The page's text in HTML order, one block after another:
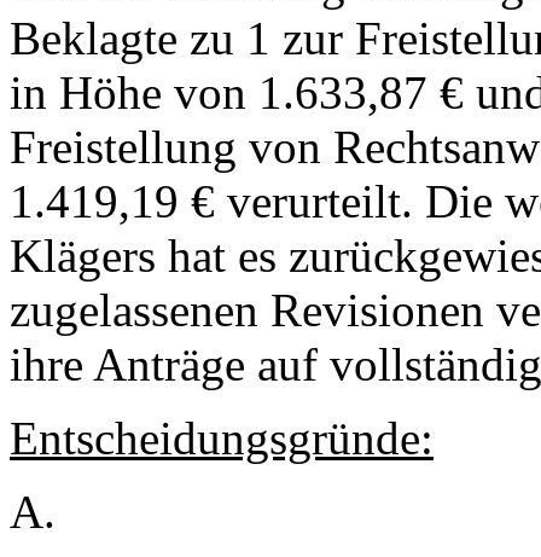
Beklagte zu 1 zur
in Höhe von 1.633,87 €
Freistellung von
1.419,19 € verurteilt. Die
Klägers hat es
zugelassenen Revisionen
ihre Anträge auf
Entscheidungsgründe:
A.